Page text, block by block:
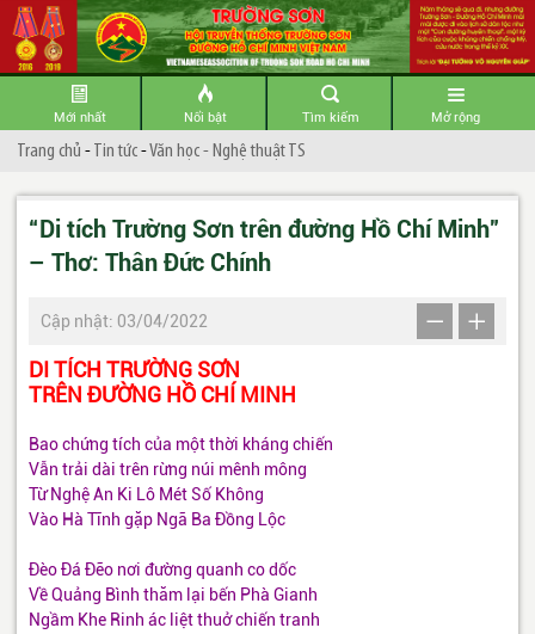
Mới nhất Nổi bật Tìm kiếm Mở rộng
Trang chủ -Tin tức-Văn học - Nghệ thuật TS
“Di tích Trường Sơn trên đường Hồ Chí Minh”
– Thơ: Thân Đức Chính
Cập nhật: 03/04/2022
DI TÍCH TRƯỜNG SƠN
TRÊN ĐƯỜNG HỒ CHÍ MINH
Bao chứng tích của một thời kháng chiến
Vẫn trải dài trên rừng núi mênh mông
Từ Nghệ An Ki Lô Mét Số Không
Vào Hà Tĩnh gặp Ngã Ba Đồng Lộc
Đèo Đá Đẽo nơi đường quanh co dốc
Về Quảng Bình thăm lại bến Phà Gianh
Ngầm Khe Rinh ác liệt thuở chiến tranh